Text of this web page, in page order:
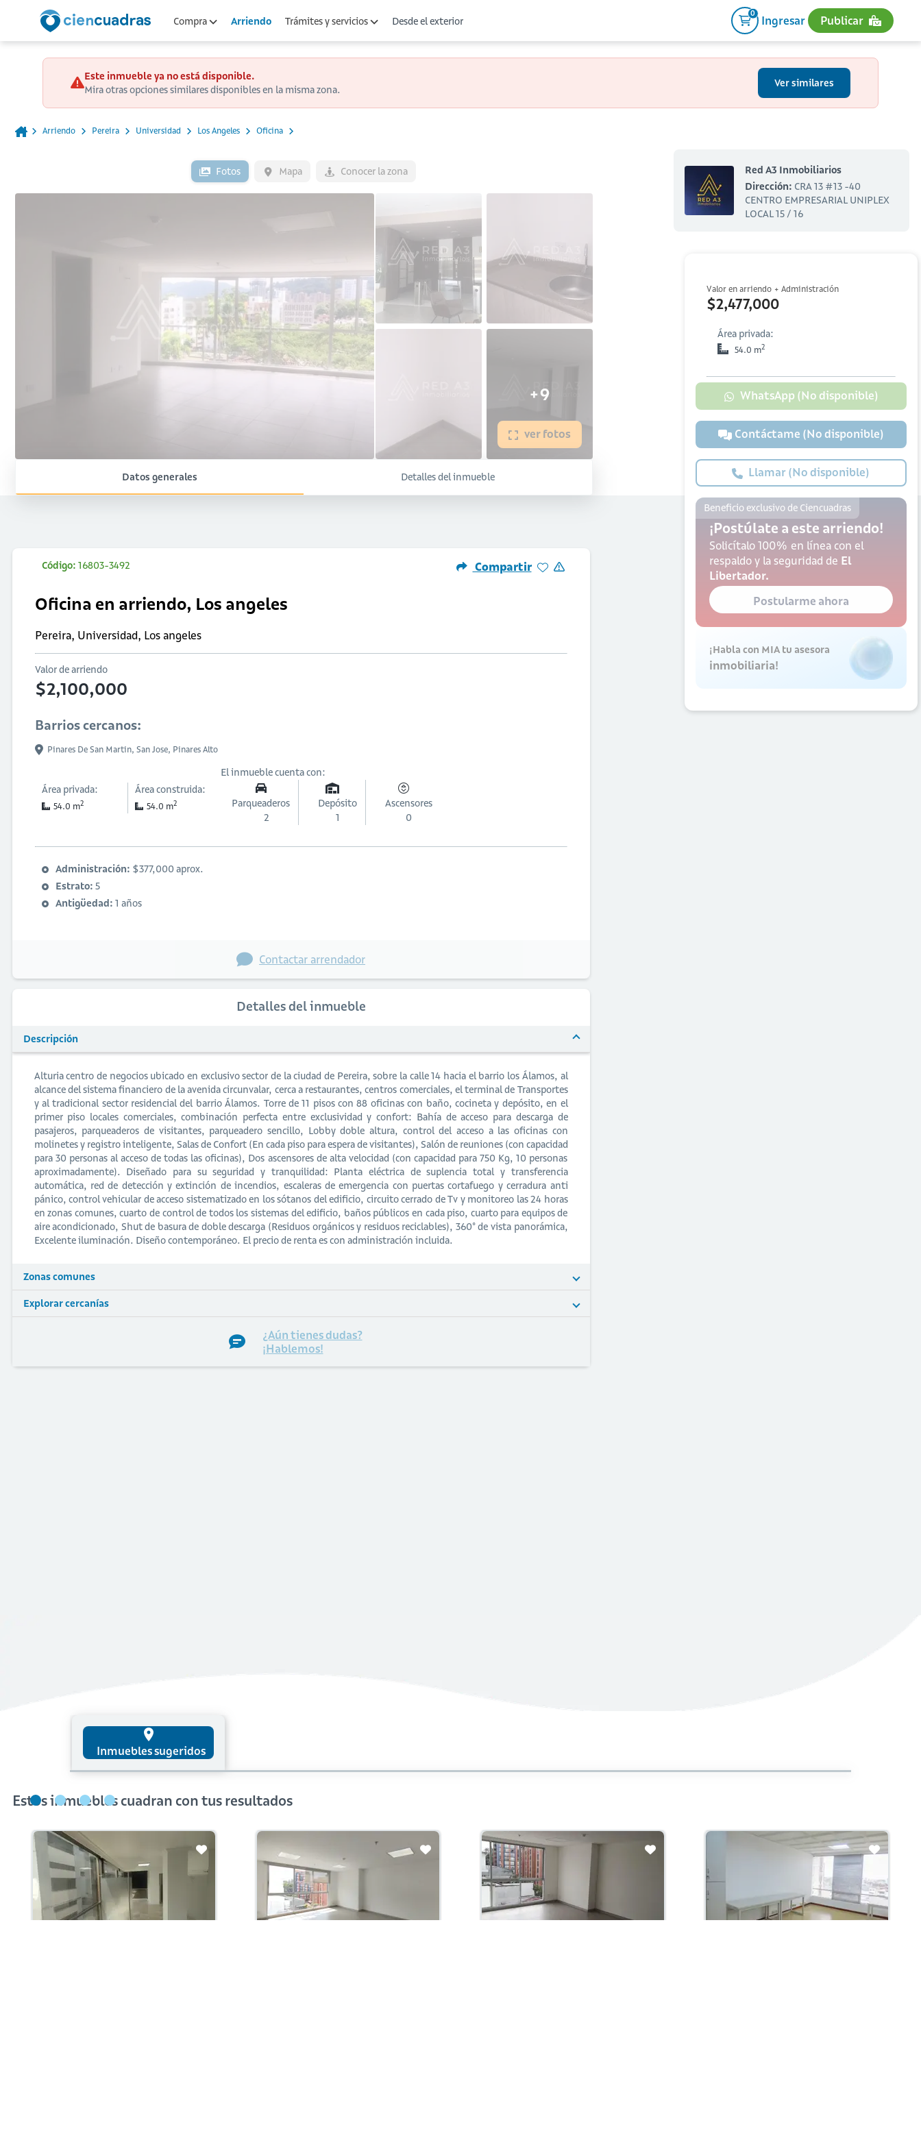
Compra Arriendo Trámites y servicios Desde el exterior
0
Ingresar Publicar
Este inmueble ya no está disponible.
Mira otras opciones similares disponibles en la misma zona.
Ver similares
Arriendo Pereira Universidad Los Angeles Oficina
Fotos Mapa Conocer la zona
+9
ver fotos
Red A3 Inmobiliarios
Dirección: CRA 13 #13 -40
CENTRO EMPRESARIAL UNIPLEX
LOCAL 15 / 16
Valor en arriendo + Administración
$2,477,000
Área privada:
54.0 m2
WhatsApp (No disponible)
Contáctame (No disponible)
Llamar (No disponible)
Beneficio exclusivo de Ciencuadras
¡Postúlate a este arriendo!
Solicítalo 100% en línea con el
respaldo y la seguridad de El
Libertador.
Postularme ahora
¡Habla con MIA tu asesora
inmobiliaria!
Datos generales Detalles del inmueble
Código: 16803-3492 Compartir
Oficina en arriendo, Los angeles
Pereira, Universidad, Los angeles
Valor de arriendo
$2,100,000
Barrios cercanos:
Pinares De San Martin, San Jose, Pinares Alto
Área privada:
54.0 m2
Área construida:
54.0 m2
El inmueble cuenta con:
Parqueaderos
2
Depósito
1
Ascensores
0
Administración: $377,000 aprox.
Estrato: 5
Antigüedad: 1 años
Contactar arrendador
Detalles del inmueble
Descripción
Alturia centro de negocios ubicado en exclusivo sector de la ciudad de Pereira, sobre la calle 14 hacia el barrio los Álamos, al
alcance del sistema financiero de la avenida circunvalar, cerca a restaurantes, centros comerciales, el terminal de Transportes
y al tradicional sector residencial del barrio Álamos. Torre de 11 pisos con 88 oficinas con baño, cocineta y depósito, en el
primer piso locales comerciales, combinación perfecta entre exclusividad y confort: Bahía de acceso para descarga de
pasajeros, parqueaderos de visitantes, parqueadero sencillo, Lobby doble altura, control del acceso a las oficinas con
molinetes y registro inteligente, Salas de Confort (En cada piso para espera de visitantes), Salón de reuniones (con capacidad
para 30 personas al acceso de todas las oficinas), Dos ascensores de alta velocidad (con capacidad para 750 Kg, 10 personas
aproximadamente). Diseñado para su seguridad y tranquilidad: Planta eléctrica de suplencia total y transferencia
automática, red de detección y extinción de incendios, escaleras de emergencia con puertas cortafuego y cerradura anti
pánico, control vehicular de acceso sistematizado en los sótanos del edificio, circuito cerrado de Tv y monitoreo las 24 horas
en zonas comunes, cuarto de control de todos los sistemas del edificio, baños públicos en cada piso, cuarto para equipos de
aire acondicionado, Shut de basura de doble descarga (Residuos orgánicos y residuos reciclables), 360° de vista panorámica,
Excelente iluminación. Diseño contemporáneo. El precio de renta es con administración incluida.
Zonas comunes
Explorar cercanías
¿Aún tienes dudas?
¡Hablemos!
place
Inmuebles sugeridos
Estos inmuebles cuadran con tus resultados